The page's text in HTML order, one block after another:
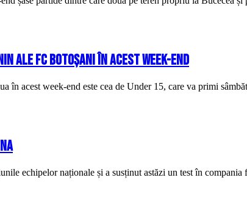
ale FC Botoșani în acest week-end
în acest week-end este cea de Under 15, care va primi
echipelor naționale și a susținut astăzi un test în